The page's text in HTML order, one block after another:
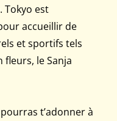
Tokyo est
accueillir de
et sportifs tels
fleurs, le Sanja
t’adonner à